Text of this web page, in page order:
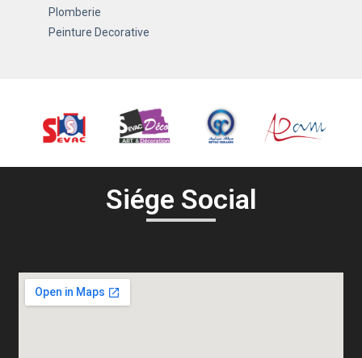
Plomberie
Peinture Decorative
Siége Social